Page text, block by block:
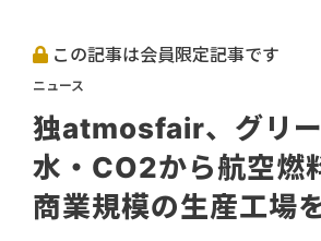
この記事は会員限定記事です
ニュース
独atmosfair、グリー
水・CO2から航空燃
商業規模の生産工場